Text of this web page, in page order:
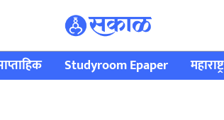
Studyroom Epaper महाराष्ट्र